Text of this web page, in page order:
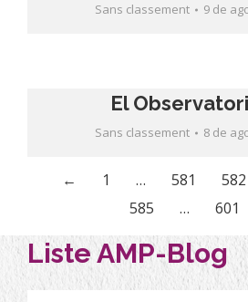
Sans classement 9 de
El
Sans classement 8 de
← 1 … 581 582
585
… 601
Liste AMP-Blog